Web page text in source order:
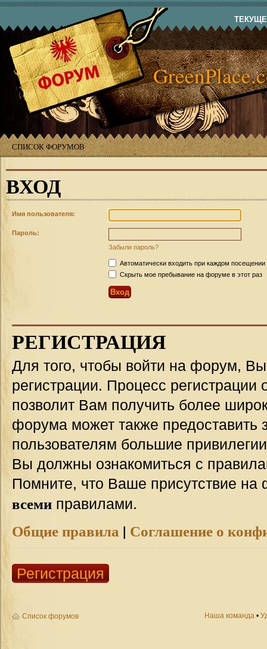
СПИСОК ФОРУМОВ
ВХОД
Имя пользователя:
Пароль:
Забыли пароль?
Автоматически входить при каждом посещении
Скрыть мое пребывание на форуме в этот раз
РЕГИСТРАЦИЯ
Для того, чтобы войти на форум,
регистрации. Процесс регистрации
позволит Вам получить более
форума может также предоставить
пользователям большие
Вы должны ознакомиться с
Помните, что Ваше присутствие на
всеми правилами.
Общие правила | Соглашение о
Регистрация
Список форумов Наша команда •